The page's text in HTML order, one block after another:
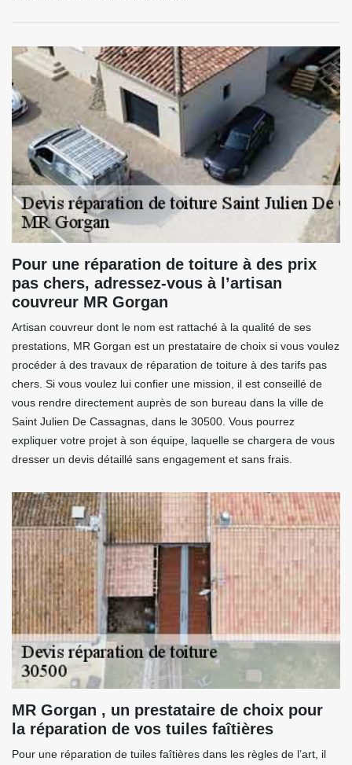
Pour une réparation de toiture à des prix
pas chers, adressez-vous à l’artisan
couvreur MR Gorgan
Artisan couvreur dont le nom est rattaché à la qualité de ses
prestations, MR Gorgan est un prestataire de choix si vous voulez
procéder à des travaux de réparation de toiture à des tarifs pas
chers. Si vous voulez lui confier une mission, il est conseillé de
vous rendre directement auprès de son bureau dans la ville de
Saint Julien De Cassagnas, dans le 30500. Vous pourrez
expliquer votre projet à son équipe, laquelle se chargera de vous
dresser un devis détaillé sans engagement et sans frais.
MR Gorgan , un prestataire de choix pour
la réparation de vos tuiles faîtières
Pour une réparation de tuiles faîtières dans les règles de l’art, il